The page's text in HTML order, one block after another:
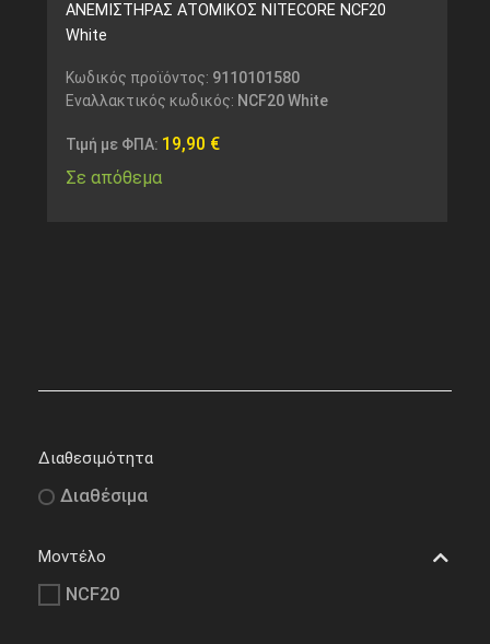
ΑΝΕΜΙΣΤΗΡΑΣ ΑΤΟΜΙΚΟΣ NITECORE NCF20
White
Κωδικός προϊόντος: 9110101580
Εναλλακτικός κωδικός: NCF20 White
Τιμή με ΦΠΑ: 19,90 €
Σε απόθεμα
Διαθεσιμότητα
Διαθέσιμα
Μοντέλο
NCF20